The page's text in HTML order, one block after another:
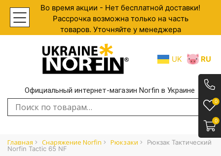
Во время акции - Нет бесплатной доставки!
Рассрочка возможна только на часть
товаров. Уточняйте у менеджера
UK RU
Официальный интернет-магазин Norfin в Украине
Искать:
Главная Снаряжение Norfin Рюкзаки
Рюкзак Тактический
Norfin Tactic 65 NF
0
0